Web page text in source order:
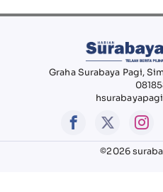
Graha Surabaya Pagi,
©2026